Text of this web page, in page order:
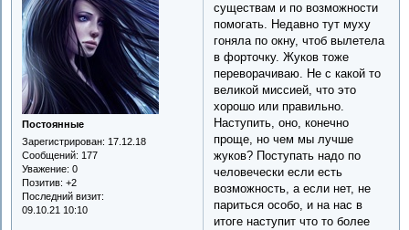
Постоянные
Зарегистрирован: 17.12.18
Сообщений: 177
Уважение: 0
Позитив: +2
Последний визит:
09.10.21 10:10
существам и по возможности
помогать. Недавно тут муху
гоняла по окну, чтоб вылетела
в форточку. Жуков тоже
переворачиваю. Не с какой то
великой миссией, что это
хорошо или правильно.
Наступить, оно, конечно
проще, но чем мы лучше
жуков? Поступать надо по
человечески если есть
возможность, а если нет, не
париться особо, и на нас в
итоге наступит что то более